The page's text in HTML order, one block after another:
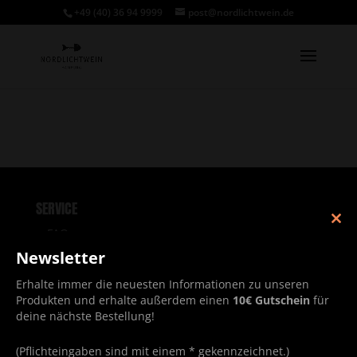
+49 (40) 36 94 9999 post@nordlichtwein.de
SERVICE
FAQ
Versand & Zahlung
Kontakt
Newsletter
Newsletter
Erhalte immer die neuesten Informationen zu unseren
Produkten und erhalte außerdem einen 10€ Gutschein für
deine nächste Bestellung!
(Pflichteingaben sind mit einem * gekennzeichnet.)